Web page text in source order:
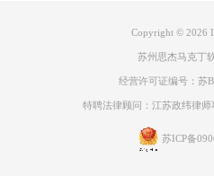
Copyright © 2026
苏州思杰马克丁
经营许可证编号：苏
特聘法律顾问：江苏政纬律师
苏ICP备